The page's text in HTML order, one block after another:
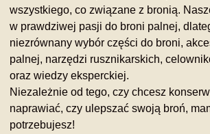
wszystkiego, co związane z bronią.
w prawdziwej pasji do broni palnej,
niezrównany wybór części do broni,
palnej, narzędzi rusznikarskich,
oraz wiedzy eksperckiej.
Niezależnie od tego, czy chcesz
naprawiać, czy ulepszać swoją broń,
potrzebujesz!